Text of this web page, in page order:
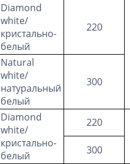
Diamond
white/
кристально-
белый
220
Natural
white/
натуральный
белый
300
Diamond
white/
кристально-
белый
220
300